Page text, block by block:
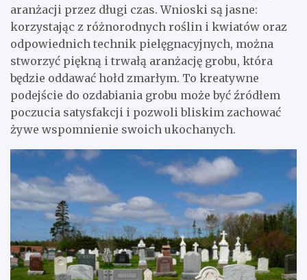
aranżacji przez długi czas. Wnioski są jasne:
korzystając z różnorodnych roślin i kwiatów oraz
odpowiednich technik pielęgnacyjnych, można
stworzyć piękną i trwałą aranżację grobu, która
będzie oddawać hołd zmarłym. To kreatywne
podejście do ozdabiania grobu może być źródłem
poczucia satysfakcji i pozwoli bliskim zachować
żywe wspomnienie swoich ukochanych.